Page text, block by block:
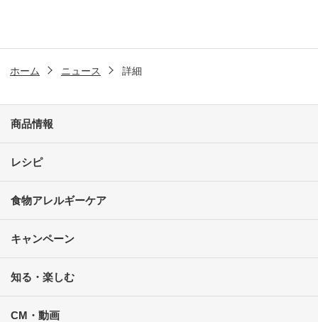
ホーム ニュース 詳細
商品情報
レシピ
食物アレルギーケア
キャンペーン
知る・楽しむ
CM・動画